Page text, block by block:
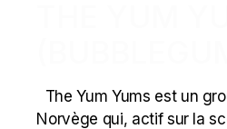
The Yum Yums est un
Norvège qui, actif sur la